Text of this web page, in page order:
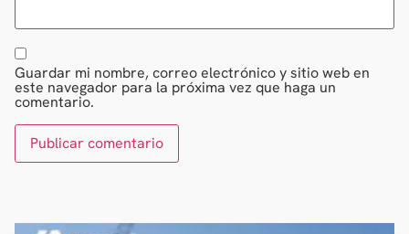
Guardar mi nombre, correo electrónico y sitio web en
este navegador para la próxima vez que haga un
comentario.